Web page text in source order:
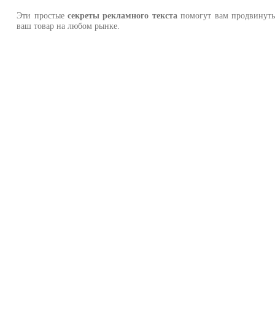
Эти простыесекреты рекламного текста помогут вам продвинуть
ваш товар на любом рынке.